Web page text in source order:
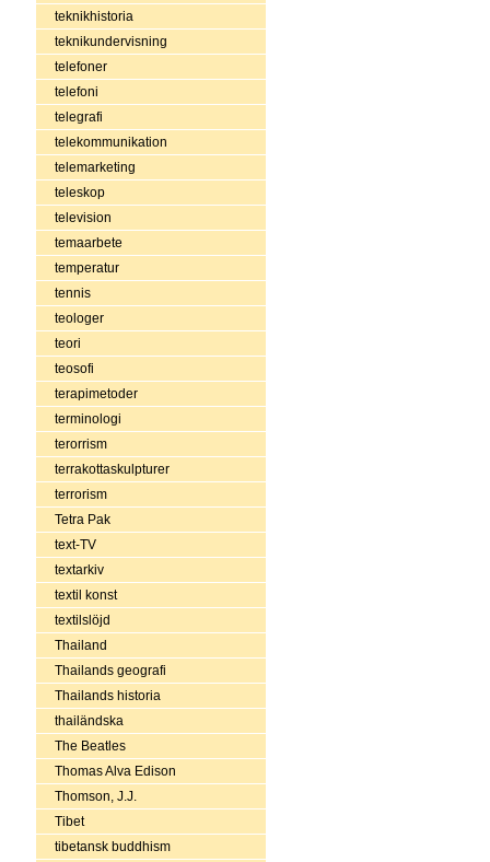
teknikhistoria
teknikundervisning
telefoner
telefoni
telegrafi
telekommunikation
telemarketing
teleskop
television
temaarbete
temperatur
tennis
teologer
teori
teosofi
terapimetoder
terminologi
terorrism
terrakottaskulpturer
terrorism
Tetra Pak
text-TV
textarkiv
textil konst
textilslöjd
Thailand
Thailands geografi
Thailands historia
thailändska
The Beatles
Thomas Alva Edison
Thomson, J.J.
Tibet
tibetansk buddhism